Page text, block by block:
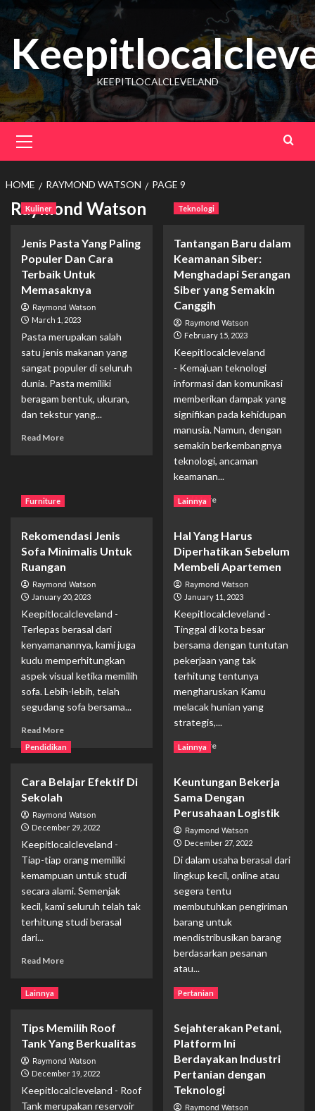
Skip
content
KEEPITLOCALCLEVELAND
Menu
HOME RAYMOND WATSON PAGE 9
Raymond Watson
Kuliner
Jenis Pasta Yang Paling
Populer Dan Cara
Terbaik Untuk
Memasaknya
Raymond Watson
March 1, 2023
Pasta merupakan salah
satu jenis makanan yang
sangat populer di seluruh
dunia. Pasta memiliki
beragam bentuk, ukuran,
dan tekstur yang...
Read MoreRead
Dan
Cara
Terbaik
Untuk
Memasaknya
Teknologi
Tantangan Baru dalam
Keamanan Siber:
Menghadapi Serangan
Siber yang Semakin
Canggih
Raymond Watson
February 15, 2023
Keepitlocalcleveland
- Kemajuan teknologi
informasi dan komunikasi
memberikan dampak yang
signifikan pada kehidupan
manusia. Namun, dengan
semakin berkembangnya
teknologi, ancaman
keamanan...
Read MoreRead
Tantangan
Baru
dalam
Menghadapi
Serangan
Siber
yang
Semakin
Canggih
Furniture
Rekomendasi Jenis
Sofa Minimalis Untuk
Ruangan
Raymond Watson
January 20, 2023
Keepitlocalcleveland -
Terlepas berasal dari
kenyamanannya, kami juga
kudu memperhitungkan
aspek visual ketika memilih
sofa. Lebih-lebih, telah
segudang sofa bersama...
Read MoreRead
more
about
Jenis
Ruangan
Lainnya
Hal Yang Harus
Diperhatikan Sebelum
Membeli Apartemen
Raymond Watson
January 11, 2023
Keepitlocalcleveland -
Tinggal di kota besar
bersama dengan tuntutan
pekerjaan yang tak
terhitung tentunya
mengharuskan Kamu
melacak hunian yang
strategis,...
Read MoreRead
Hal
Yang
Harus
Membeli
Apartemen
Pendidikan
Cara Belajar Efektif Di
Sekolah
Raymond Watson
December 29, 2022
Keepitlocalcleveland -
Tiap-tiap orang memiliki
kemampuan untuk studi
secara alami. Semenjak
kecil, kami seluruh telah tak
terhitung studi berasal
dari...
Read MoreRead
Efektif
Sekolah
Lainnya
Keuntungan Bekerja
Sama Dengan
Perusahaan Logistik
Raymond Watson
December 27, 2022
Di dalam usaha berasal dari
lingkup kecil, online atau
segera tentu
membutuhkan pengiriman
barang untuk
mendistribusikan barang
berdasarkan pesanan
atau...
Read MoreRead
Keuntungan
Bekerja
Sama
Dengan
Perusahaan
Logistik
Lainnya
Tips Memilih Roof
Tank Yang Berkualitas
Raymond Watson
December 19, 2022
Keepitlocalcleveland - Roof
Tank merupakan reservoir
Pertanian
Sejahterakan Petani,
Platform Ini
Berdayakan Industri
Pertanian dengan
Teknologi
Raymond Watson